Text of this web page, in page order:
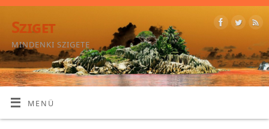
Sziget
MINDENKI SZIGETE
MENÜ